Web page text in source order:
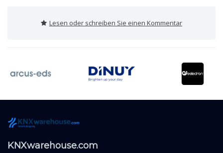
Lesen oder schreiben Sie einen Kommentar
KNXwarehouse.com